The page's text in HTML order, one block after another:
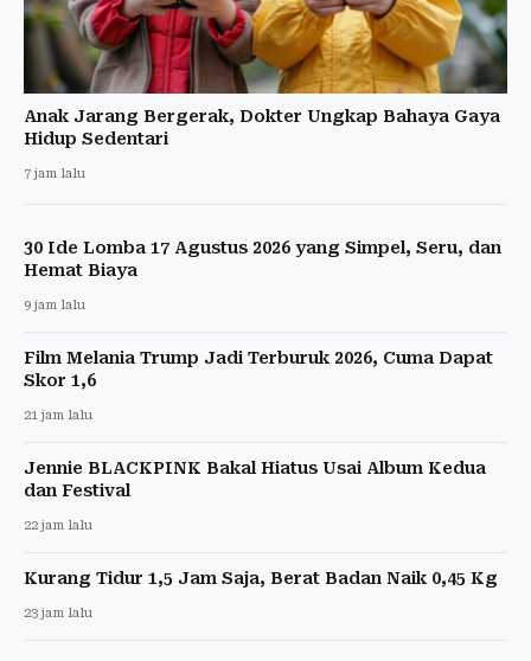
Anak Jarang Bergerak, Dokter Ungkap Bahaya Gaya
Hidup Sedentari
7 jam lalu
30 Ide Lomba 17 Agustus 2026 yang Simpel, Seru, dan
Hemat Biaya
9 jam lalu
Film Melania Trump Jadi Terburuk 2026, Cuma Dapat
Skor 1,6
21 jam lalu
Jennie BLACKPINK Bakal Hiatus Usai Album Kedua
dan Festival
22 jam lalu
Kurang Tidur 1,5 Jam Saja, Berat Badan Naik 0,45 Kg
23 jam lalu